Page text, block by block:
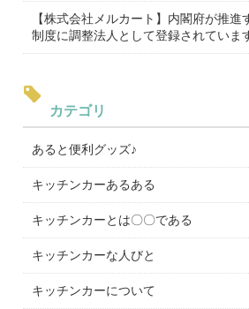
【株式会社メルカート】内閣府が推
制度に調整法人として登録されていま
カテゴリ
あると便利グッズ♪
キッチンカーあるある
キッチンカーとは〇〇である
キッチンカーな人びと
キッチンカーについて